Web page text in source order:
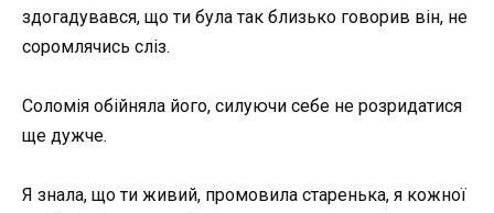
здогадувався, що ти була так близько говорив він, не
соромлячись сліз.
Соломія обійняла його, силуючи себе не розридатися
ще дужче.
Я знала, що ти живий, промовила старенька, я кожної